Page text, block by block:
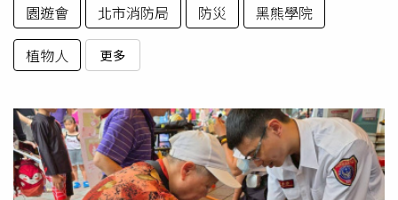
園遊會
北市消防局 防災
黑熊學院
植物人
更多